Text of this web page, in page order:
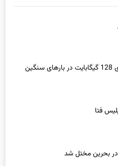
فتا
در بحرین مختل شد